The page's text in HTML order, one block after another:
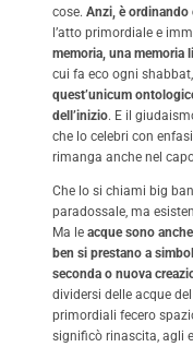
cose. Anzi, è ordinando
l’atto primordiale e
memoria, una memoria
cui fa eco ogni
quest’unicum
dell’inizio. E il
che lo celebri con
rimanga anche nel
Che lo si chiami big
paradossale, ma
Ma le acque sono
ben si prestano a
seconda o nuova
dividersi delle acque
primordiali fecero
significò rinascita, agli